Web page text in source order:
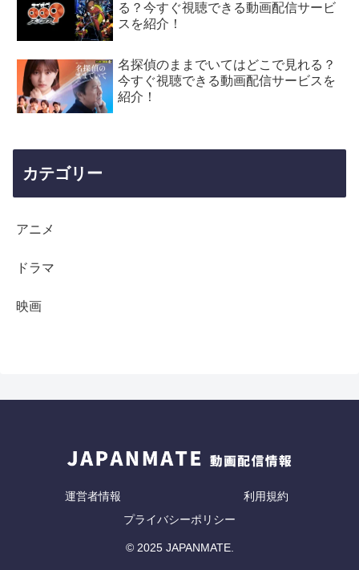
る？今すぐ視聴できる動画配信サービ
スを紹介！
名探偵のままでいてはどこで見れる？
今すぐ視聴できる動画配信サービスを
紹介！
カテゴリー
アニメ
ドラマ
映画
運営者情報
利用規約
プライバシーポリシー
© 2025 JAPANMATE.